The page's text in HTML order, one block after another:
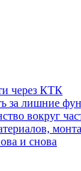
через КТК
за лишние
вокруг
и снова